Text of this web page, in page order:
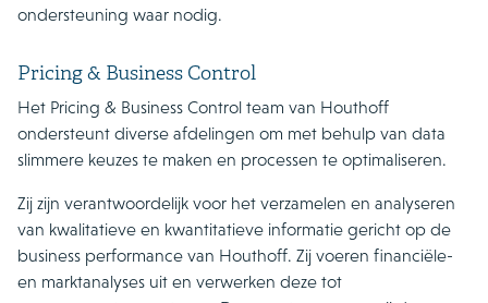
ondersteuning waar nodig.
Pricing & Business Control
Het Pricing & Business Control team van Houthoff
ondersteunt diverse afdelingen om met behulp van data
slimmere keuzes te maken en processen te optimaliseren.
Zij zijn verantwoordelijk voor het verzamelen en analyseren
van kwalitatieve en kwantitatieve informatie gericht op de
business performance van Houthoff. Zij voeren financiële-
en marktanalyses uit en verwerken deze tot